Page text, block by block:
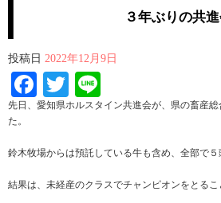
３年ぶりの共
投稿日 2022年12月9日
Facebook
Twitter
先日、愛知県ホルスタイン共進会が、県の畜産
た。
鈴木牧場からは預託している牛も含め、全部で５
結果は、未経産のクラスでチャンピオンをとるこ